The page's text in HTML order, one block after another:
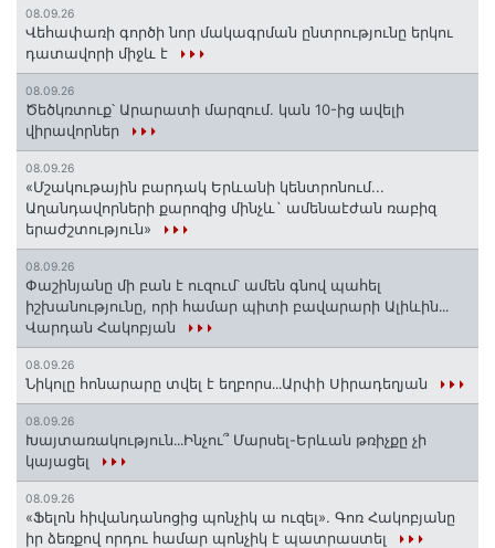
08.09.26
Վեհափառի գործի նոր մակագրման ընտրությունը երկու
դատավորի միջև է
08.09.26
Ծեծկռտուք՝ Արարատի մարզում. կան 10-ից ավելի
վիրավորներ
08.09.26
«Մշակութային բարդակ Երևանի կենտրոնում...
Աղանդավորների քարոզից մինչև` ամենաէժան ռաբիզ
երաժշտություն»
08.09.26
Փաշինյանը մի բան է ուզում՝ ամեն գնով պահել
իշխանությունը, որի համար պիտի բավարարի Ալիևին․․․
Վարդան Հակոբյան
08.09.26
Նիկոլը հոնարարը տվել է եղբորս․․․Արփի Սիրադեղյան
08.09.26
Խայտառակություն․․․Ինչու՞ Մարսել-Երևան թռիչքը չի
կայացել
08.09.26
«Ֆելոն հիվանդանոցից պոնչիկ ա ուզել». Գոռ Հակոբյանը
իր ձեռքով որդու համար պոնչիկ է պատրաստել